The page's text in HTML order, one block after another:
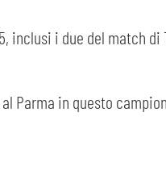
inclusi i due del match di
Parma in questo